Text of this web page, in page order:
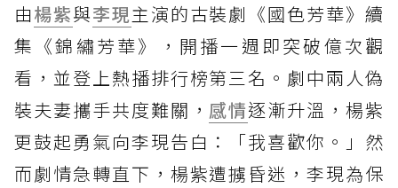
由楊紫與李現主演的古裝劇《國色芳華》續
集《錦繡芳華》，開播一週即突破億次觀
看，並登上熱播排行榜第三名。劇中兩人偽
裝夫妻攜手共度難關， 感情逐漸升溫，楊紫
更鼓起勇氣向李現告白：「我喜歡你。」然
而劇情急轉直下，楊紫遭擄昏迷，李現為保